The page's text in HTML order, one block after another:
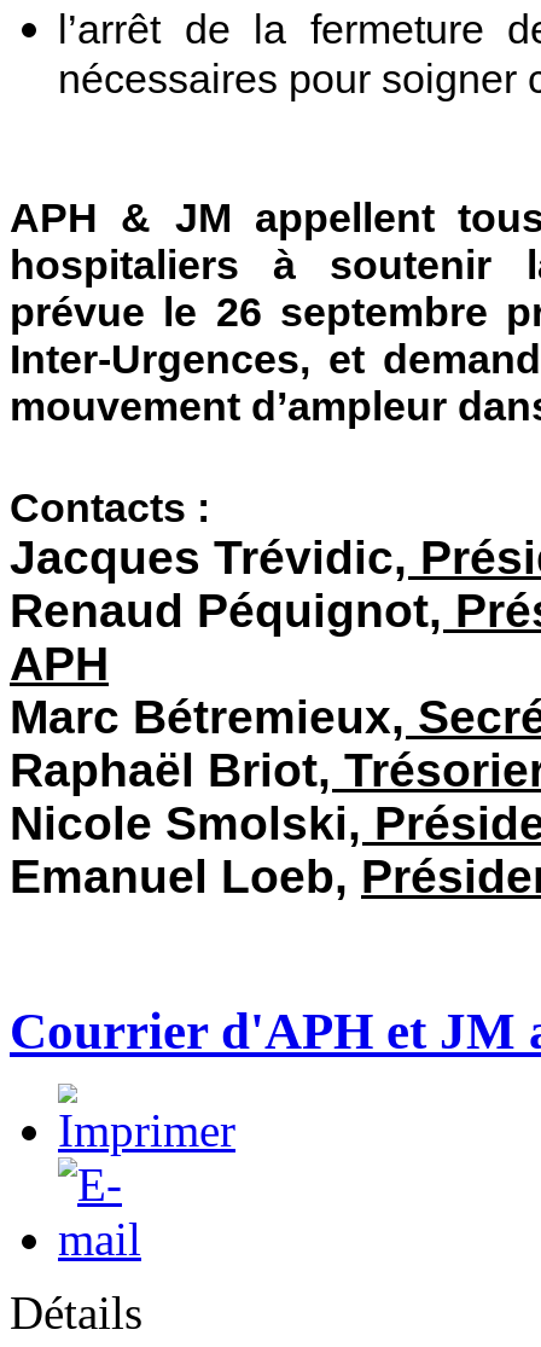
l’arrêt de la fermeture
nécessaires pour soigner
APH & JM appellent
hospitaliers à soutenir
prévue le 26 septembre
Inter-Urgences, et
mouvement d’ampleur
Contacts :
Jacques Trévidic,
Renaud Péquignot,
APH
Marc Bétremieux,
Raphaël Briot,
Nicole Smolski,
Emanuel Loeb,
Courrier d'APH et JM
Détails